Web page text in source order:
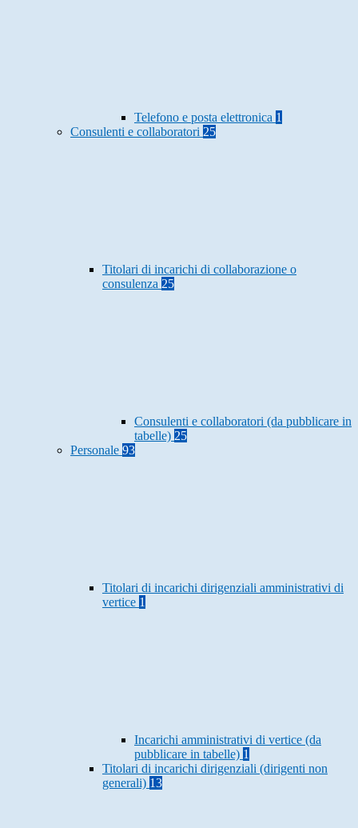
Telefono e posta elettronica 1
Consulenti e collaboratori 25
Titolari di incarichi di collaborazione o
consulenza 25
Consulenti e collaboratori (da pubblicare in
tabelle) 25
Personale 93
Titolari di incarichi dirigenziali amministrativi di
vertice 1
Incarichi amministrativi di vertice (da
pubblicare in tabelle) 1
Titolari di incarichi dirigenziali (dirigenti non
generali) 13